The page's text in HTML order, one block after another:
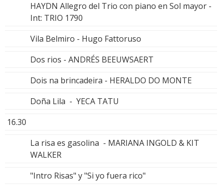
HAYDN Allegro del Trio con piano en Sol mayor -
Int: TRIO 1790
Vila Belmiro - Hugo Fattoruso
Dos rios - ANDRÉS BEEUWSAERT
Dois na brincadeira - HERALDO DO MONTE
Doña Lila - YECA TATU
16.30
La risa es gasolina - MARIANA INGOLD & KIT
WALKER
"Intro Risas" y "Si yo fuera rico"